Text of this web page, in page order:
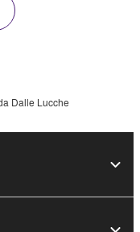
Dalle Lucche